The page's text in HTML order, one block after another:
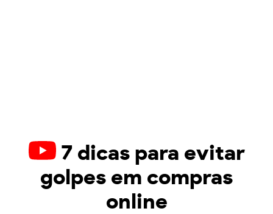
7 dicas para evitar
golpes em compras
online